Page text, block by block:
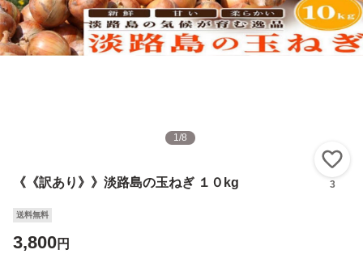
1/8
《《訳あり》》淡路島の玉ねぎ １０kg 3
送料無料
3,800円